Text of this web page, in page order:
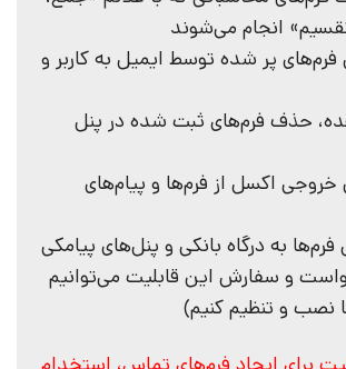
انجام می‌شوند
فرم‌های پر شده توسط ایمیل به کاربر و
حذف فرم‌های ثبت شده در پنل
خروجی اکسل از فرم‌ها و پیام‌های
فرم‌ها به درگاه بانکی و پنل‌های پیامکی
و سفارش این قابلیت می‌توانیم
و تنظیم کنیم)